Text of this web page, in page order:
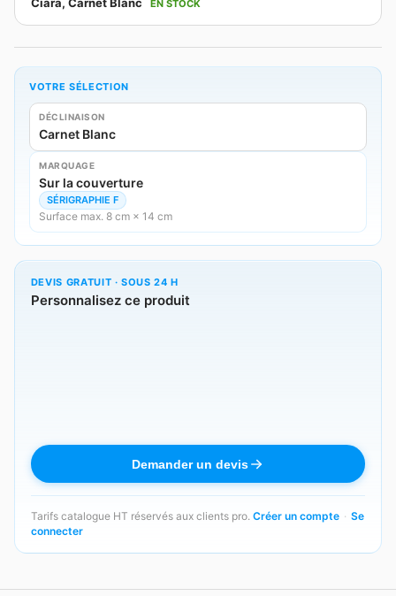
EN STOCK
VOTRE SÉLECTION
DÉCLINAISON
Carnet Blanc
MARQUAGE
Sur la couverture
SÉRIGRAPHIE F
Surface max. 8 cm × 14 cm
DEVIS GRATUIT · SOUS 24 H
Personnalisez ce produit
Demander un devis
Tarifs catalogue HT réservés aux clients pro. Créer un compte · Se
connecter